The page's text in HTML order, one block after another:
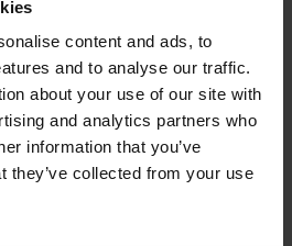
content and ads, to
and to analyse our traffic.
about your use of our site with
and analytics partners who
information that you’ve
they’ve collected from your use
ervan voor
ongeacht
of medische
Ze benadrukt
van